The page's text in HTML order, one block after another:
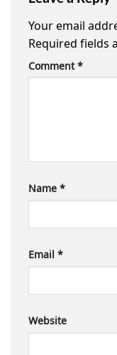
Your email
Required fields
Comment*
Name*
Email*
Website